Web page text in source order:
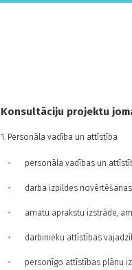
Konsultāciju projektu
1. Personāla vadība un attīstība
personāla vadības un
darba izpildes
amatu aprakstu izstrāde,
darbinieku attīstības
personīgo attīstības plānu